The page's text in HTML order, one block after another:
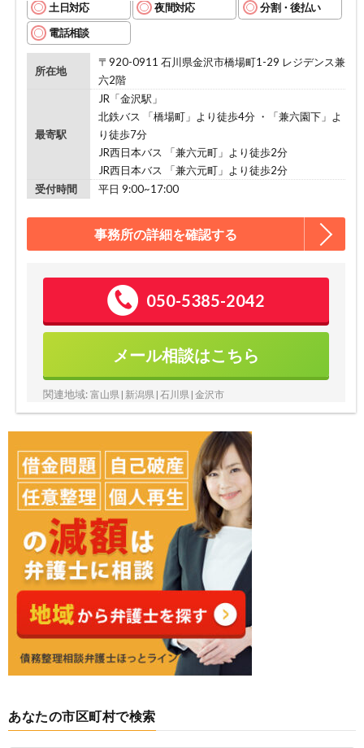
土日対応 夜間対応 分割・後払い
電話相談
所在地
〒920-0911 石川県金沢市橋場町1-29 レジデンス兼
六2階
最寄駅
JR「金沢駅」
北鉄バス 「橋場町」より徒歩4分 ・「兼六園下」よ
り徒歩7分
JR西日本バス 「兼六元町」より徒歩2分
JR西日本バス 「兼六元町」より徒歩2分
受付時間
平日 9:00~17:00
事務所の詳細を確認する
050-5385-2042
メール相談はこちら
関連地域: 富山県 | 新潟県 | 石川県 | 金沢市
あなたの市区町村で検索